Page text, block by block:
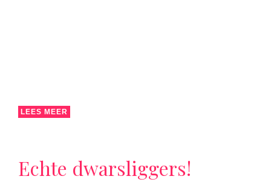
LEES MEER
Echte dwarsliggers!